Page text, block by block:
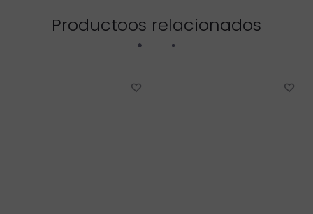
Productoos relacionados